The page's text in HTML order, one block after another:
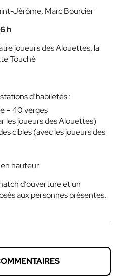
Jérôme, Marc Bourcier
h
joueurs des Alouettes, la
Touché
d’habiletés :
– 40 verges
les joueurs des Alouettes)
cibles (avec les joueurs des
hauteur
d’ouverture et un
aux personnes présentes.